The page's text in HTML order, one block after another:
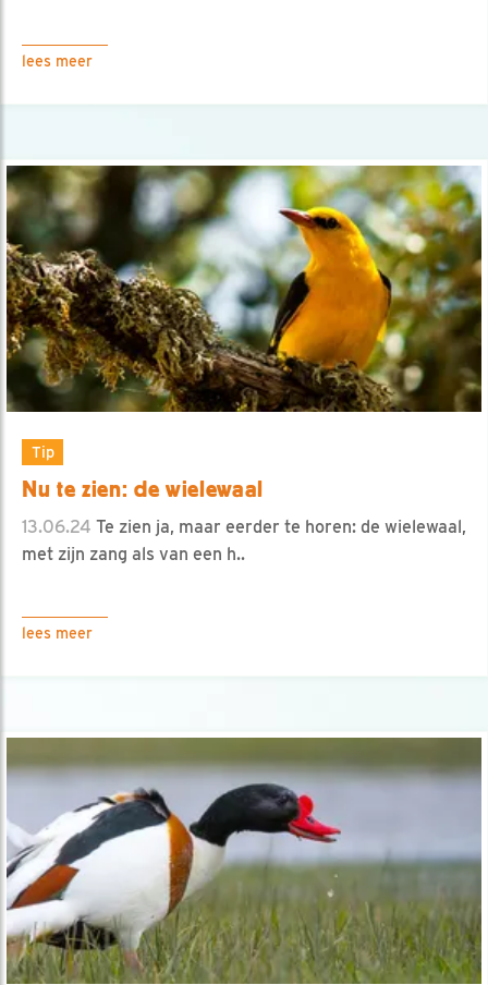
lees meer
Tip
Nu te zien: de wielewaal
13.06.24 Te zien ja, maar eerder te horen: de wielewaal,
met zijn zang als van een h..
lees meer